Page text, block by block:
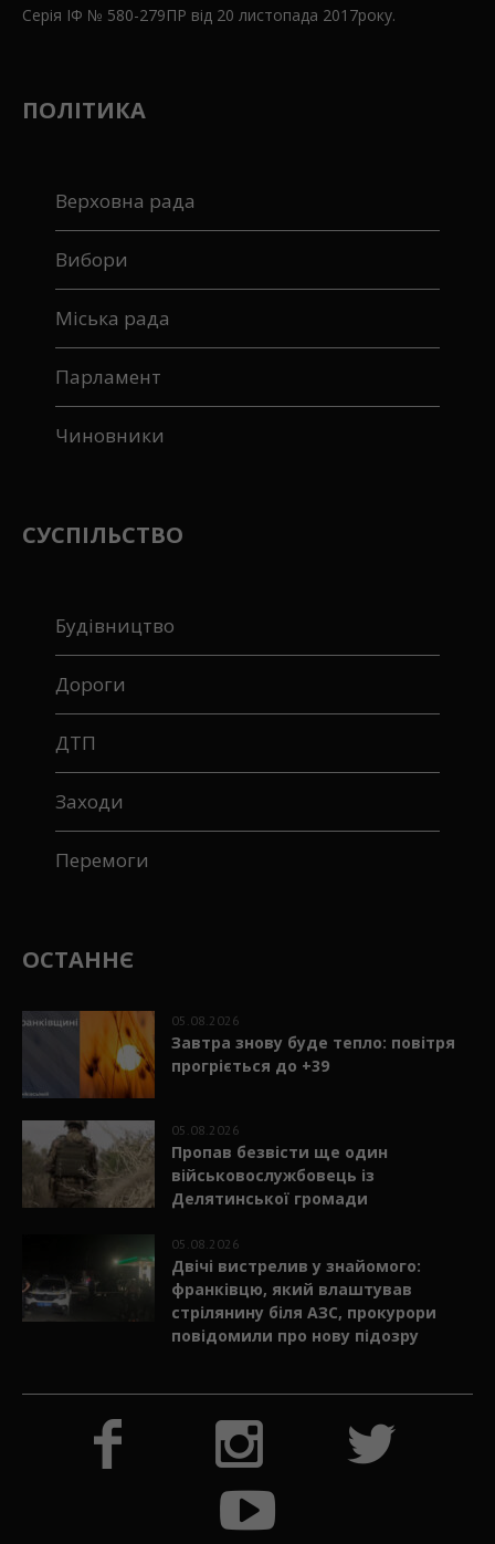
Серія ІФ № 580-279ПР від 20 листопада 2017року.
ПОЛІТИКА
Верховна рада
Вибори
Міська рада
Парламент
Чиновники
СУСПІЛЬСТВО
Будівництво
Дороги
ДТП
Заходи
Перемоги
ОСТАННЄ
05.08.2026
Завтра знову буде тепло: повітря
прогріється до +39
05.08.2026
Пропав безвісти ще один
військовослужбовець із
Делятинської громади
05.08.2026
Двічі вистрелив у знайомого:
франківцю, який влаштував
стрілянину біля АЗС, прокурори
повідомили про нову підозру